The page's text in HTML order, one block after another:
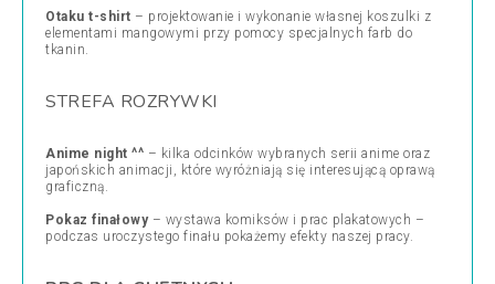
Otaku t-shirt – projektowanie i wykonanie własnej koszulki z
elementami mangowymi przy pomocy specjalnych farb do
tkanin.
STREFA ROZRYWKI
Anime night ^^ – kilka odcinków wybranych serii anime oraz
japońskich animacji, które wyróżniają się interesującą oprawą
graficzną.
Pokaz finałowy – wystawa komiksów i prac plakatowych –
podczas uroczystego finału pokażemy efekty naszej pracy.